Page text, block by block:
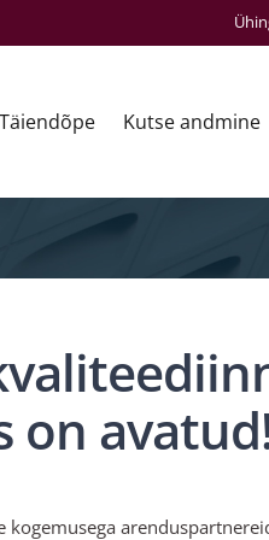
Täiendõpe Kutse andmine